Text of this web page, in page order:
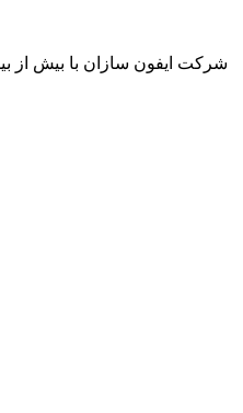
شرکت ایفون سازان با بیش از